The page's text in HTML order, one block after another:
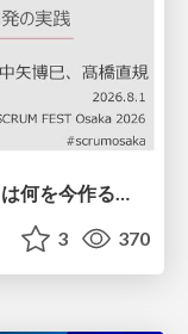
AIは実装を速くする。では、私たちは何を今作るべきか？－立場を越えてリリースに向き合ったチーム開発の実践 / 20260801 Hiromi Nakaya and Naoki Takahashi
3 370